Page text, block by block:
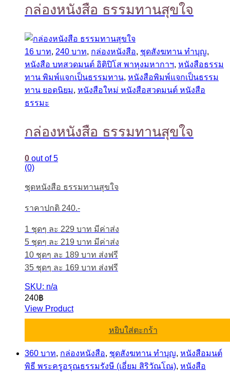
กล่องหนังสือ ธรรมทานสุขใจ
16 บาท, 240 บาท, กล่องหนังสือ, ชุดสังฆทาน ทำบุญ,
หนังสือ บทสวดมนต์ อิติปิโส พาหุงมหากาฯ, หนังสือธรรม
ทาน พิมพ์แจกเป็นธรรมทาน, หนังสือพิมพ์แจกเป็นธรรม
ทาน ยอดนิยม, หนังสือใหม่ หนังสือสวดมนต์ หนังสือ
ธรรมะ
กล่องหนังสือ ธรรมทานสุขใจ
0 out of 5
(0)
ชุดหนังสือ ธรรมทานสุขใจ
ราคาปกติ 240.-
1 ชุดๆ ละ 229 บาท มีค่าส่ง
5 ชุดๆ ละ 219 บาท มีค่าส่ง
10 ชุดๆ ละ 189 บาท ส่งฟรี
35 ชุดๆ ละ 169 บาท ส่งฟรี
SKU: n/a
240฿
View Product
หยิบใส่ตะกร้า
360 บาท, กล่องหนังสือ, ชุดสังฆทาน ทำบุญ, หนังสือมนต์
พิธี พระครูอรุณธรรมรังษี (เอี่ยม สิริวัณโณ), หนังสือ